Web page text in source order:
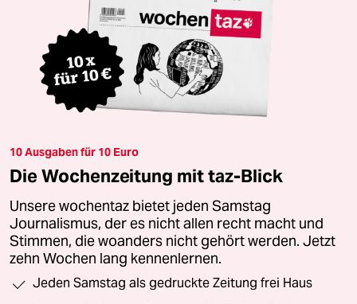
10 Ausgaben für 10 Euro
Die Wochenzeitung mit taz-Blick
Unsere wochentaz bietet jeden Samstag
Journalismus, der es nicht allen recht macht und
Stimmen, die woanders nicht gehört werden. Jetzt
zehn Wochen lang kennenlernen.
Jeden Samstag als gedruckte Zeitung frei Haus